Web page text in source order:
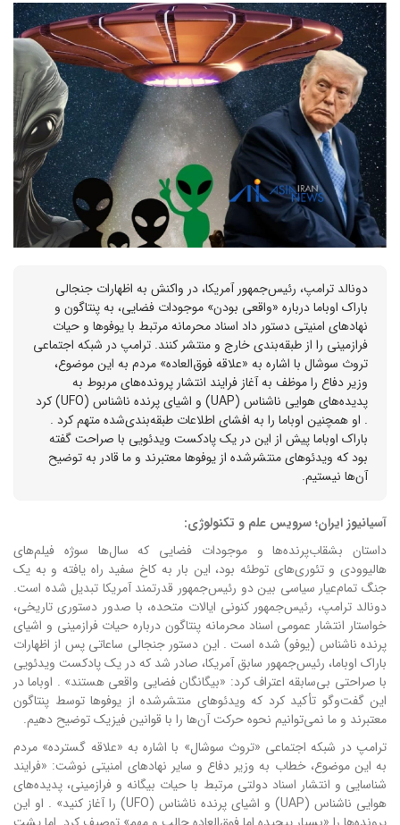
دونالد ترامپ، رئیس‌جمهور آمریکا، در واکنش به اظهارات جنجالی
باراک اوباما درباره «واقعی بودن» موجودات فضایی، به پنتاگون و
نهادهای امنیتی دستور داد اسناد محرمانه مرتبط با یوفوها و حیات
فرازمینی را از طبقه‌بندی خارج و منتشر کنند. ترامپ در شبکه اجتماعی
تروث سوشال با اشاره به «علاقه فوق‌العاده» مردم به این موضوع،
وزیر دفاع را موظف به آغاز فرایند انتشار پرونده‌های مربوط به
پدیده‌های هوایی ناشناس (UAP) و اشیای پرنده ناشناس (UFO) کرد
. او همچنین اوباما را به افشای اطلاعات طبقه‌بندی‌شده متهم کرد .
باراک اوباما پیش از این در یک پادکست ویدئویی با صراحت گفته
بود که ویدئوهای منتشرشده از یوفوها معتبرند و ما قادر به توضیح
آن‌ها نیستیم.
آسیانیوز ایران؛ سرویس علم و تکنولوژی:
داستان بشقاب‌پرنده‌ها و موجودات فضایی که سال‌ها سوژه فیلم‌های
هالیوودی و تئوری‌های توطئه بود، این بار به کاخ سفید راه یافته و به یک
جنگ تمام‌عیار سیاسی بین دو رئیس‌جمهور قدرتمند آمریکا تبدیل شده است.
دونالد ترامپ، رئیس‌جمهور کنونی ایالات متحده، با صدور دستوری تاریخی،
خواستار انتشار عمومی اسناد محرمانه پنتاگون درباره حیات فرازمینی و اشیای
پرنده ناشناس (یوفو) شده است . این دستور جنجالی ساعاتی پس از اظهارات
باراک اوباما، رئیس‌جمهور سابق آمریکا، صادر شد که در یک پادکست ویدئویی
با صراحتی بی‌سابقه اعتراف کرد: «بیگانگان فضایی واقعی هستند» . اوباما در
این گفت‌وگو تأکید کرد که ویدئوهای منتشرشده از یوفوها توسط پنتاگون
معتبرند و ما نمی‌توانیم نحوه حرکت آن‌ها را با قوانین فیزیک توضیح دهیم.
ترامپ در شبکه اجتماعی «تروث سوشال» با اشاره به «علاقه گسترده» مردم
به این موضوع، خطاب به وزیر دفاع و سایر نهادهای امنیتی نوشت: «فرایند
شناسایی و انتشار اسناد دولتی مرتبط با حیات بیگانه و فرازمینی، پدیده‌های
هوایی ناشناس (UAP) و اشیای پرنده ناشناس (UFO) را آغاز کنید» . او این